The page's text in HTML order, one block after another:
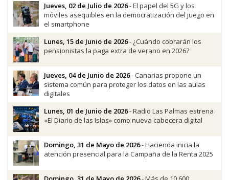
Jueves, 02 de Julio de 2026- El papel del 5G y los
móviles asequibles en la democratización del juego en
el smartphone
Lunes, 15 de Junio de 2026- ¿Cuándo cobrarán los
pensionistas la paga extra de verano en 2026?
Jueves, 04 de Junio de 2026- Canarias propone un
sistema común para proteger los datos en las aulas
digitales
Lunes, 01 de Junio de 2026- Radio Las Palmas estrena
«El Diario de las Islas» como nueva cabecera digital
Domingo, 31 de Mayo de 2026- Hacienda inicia la
atención presencial para la Campaña de la Renta 2025